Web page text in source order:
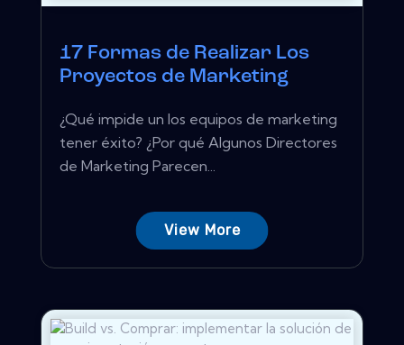
17 Formas de Realizar Los
Proyectos de Marketing
¿Qué impide un los equipos de marketing
tener éxito? ¿Por qué Algunos Directores
de Marketing Parecen...
View More